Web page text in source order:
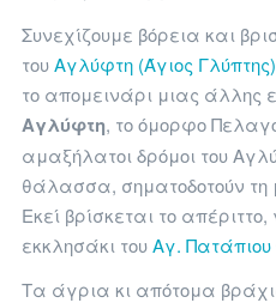
Συνεχίζουμε βόρεια και
τουΑγλύφτη (Άγιος Γλύπτης)
το απομεινάρι μιας άλλης
Αγλύφτη, το όμορφο
αμαξήλατοι δρόμοι του
θάλασσα, σηματοδοτούν τη
Εκεί βρίσκεται το
εκκλησάκι τουΑγ. Πατάπιου
Τα άγρια κι απότομα